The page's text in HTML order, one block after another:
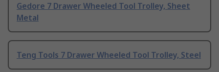
Gedore 7 Drawer Wheeled Tool Trolley, Sheet
Metal
Teng Tools 7 Drawer Wheeled Tool Trolley, Steel